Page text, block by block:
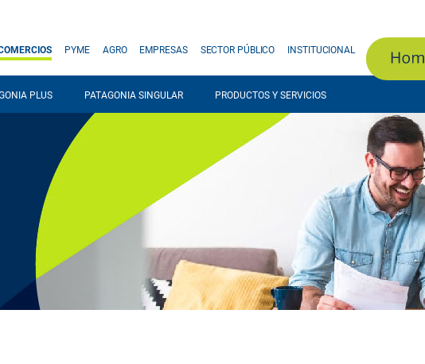
PYME AGRO EMPRESAS SECTOR PÚBLICO INSTITUCIONAL
PLUS PATAGONIA SINGULAR PRODUCTOS Y SERVICIOS